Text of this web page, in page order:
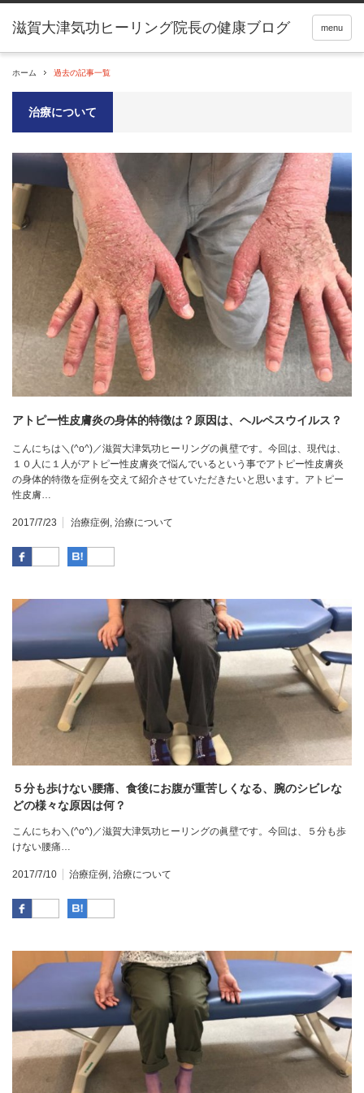
滋賀大津気功ヒーリング院長の健康ブログ menu
ホーム 過去の記事一覧
治療について
アトピー性皮膚炎の身体的特徴は？原因は、ヘルペスウイルス？
こんにちは＼(^o^)／滋賀大津気功ヒーリングの眞壁です。今回は、現代は、
１０人に１人がアトピー性皮膚炎で悩んでいるという事でアトピー性皮膚炎
の身体的特徴を症例を交えて紹介させていただきたいと思います。アトピー
性皮膚…
2017/7/23 治療症例 , 治療について
Facebook
５分も歩けない腰痛、食後にお腹が重苦しくなる、腕のシビレな
どの様々な原因は何？
こんにちわ＼(^o^)／滋賀大津気功ヒーリングの眞壁です。今回は、５分も歩
けない腰痛…
2017/7/10 治療症例 , 治療について
Facebook